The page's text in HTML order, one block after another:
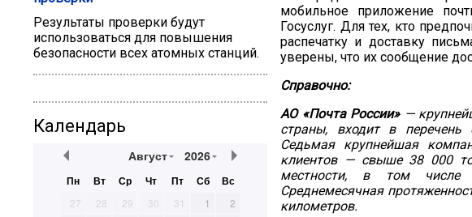
Результаты проверки будут
использоваться для повышения
безопасности всех атомных станций.
Календарь
Август 2026
Пн Вт Ср Чт Пт Сб Вс
27 28 29 30 31 1
2
мобильное приложение
Госуслуг. Для тех, кто
распечатку и доставку
уверены, что их сообщение
Справочно:
АО «Почта России»—
страны, входит в перечень
Седьмая крупнейшая
клиентов — свыше 38 000
местности, в том числе
Среднемесячная
километров.